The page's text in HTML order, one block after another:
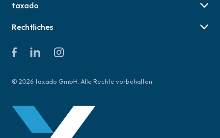
Social Recruiting
taxado
Online Veranstaltungen
Kontakt & Hilfe
Rechtliches
AGB für Kanzleien
© 2026 taxado GmbH. Alle Rechte vorbehalten.